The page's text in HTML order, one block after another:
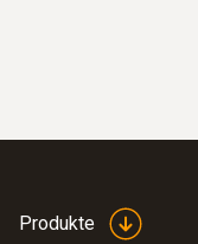
Produkte